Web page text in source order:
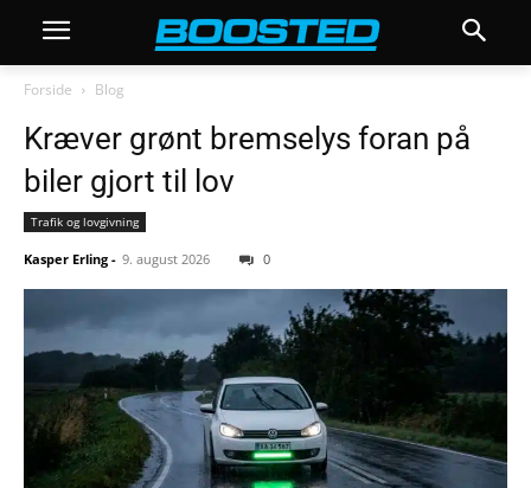
Forside Blog
Kræver grønt bremselys foran på
biler gjort til lov
Trafik og lovgivning
Kasper Erling - 9. august 2026 0